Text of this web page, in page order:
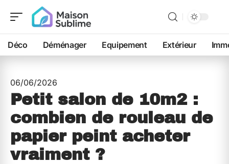
Déco Déménager Equipement Extérieur
06/06/2026
Petit salon de 10m2 :
combien de rouleau de
papier peint acheter
vraiment ?